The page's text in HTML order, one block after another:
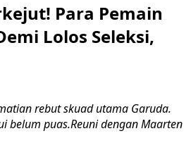
Para Pemain
Lolos Seleksi,
matian rebut skuad utama Garuda.
belum puas.Reuni dengan Maarten